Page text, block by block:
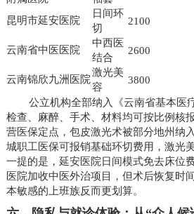
昆明市延安医院
日间环
切
2100
云南省中医医院
中西医
结合
2600
云南锦欣九洲医院
激光美
容
3800
公立机构全部纳入《云南省基本医
检查、麻醉、手术、材料均可按比例核
营医保定点，包皮激光术被部分地州纳
城职工医保可报销基础环切费用，激光
一提的是，延安医院日间模式免去床位
医院加收中医外治项目，但术后恢复时
本敏感的上班族反而更划算。